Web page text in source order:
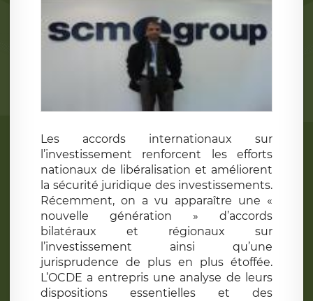
Les accords internationaux sur
l’investissement renforcent les efforts
nationaux de libéralisation et améliorent
la sécurité juridique des investissements.
Récemment, on a vu apparaître une «
nouvelle génération » d’accords
bilatéraux et régionaux sur
l’investissement ainsi qu’une
jurisprudence de plus en plus étoffée.
L’OCDE a entrepris une analyse de leurs
dispositions essentielles et des